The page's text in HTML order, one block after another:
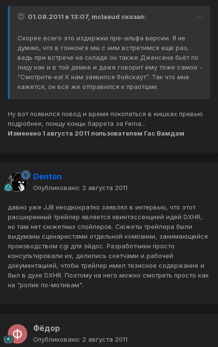
01.08.2011 в 13:07, mclaaud сказал:
Скорее всего это издержки пре-альфа версии. Я не
думаю, что в гонконге мы с ним встретимся ещё раз,
ведь при встрече на складе он также Дженсена бьёт по
лицу как и в той демке и даже говорит ему тоже самое -
"Смотрите-ка! К нам заявился бойскаут". Так что мне
кажется, он всё же отправился к праотцам.
Ну вот появился повод и время покопаться в кишках превью
подробнее, поищу концы баррета за Fema...
Изменено 1 августа 2011 пользователем Гас Вамдам
Denton
Опубликовано: 2 августа 2011
давно уже JJB неоднократно заявлял в интервью, что этот
расширенный трейлер является квинтэссенцией идей DXHR,
но там нет сюжетных спойлеров. Сюжеты трейлера были
выдуманы сценаристами отдельной компании, занимающейся
производством cgi для эйдос. Разработчики просто
консультировали их, делились скетчами и рабочей
документацией, чтобы трейлер имел тезисное содержание и
был в духе DXHR. Поэтому на него можно смотреть просто как
на "ролик по-мотивам".
Фёдор
Опубликовано: 2 августа 2011